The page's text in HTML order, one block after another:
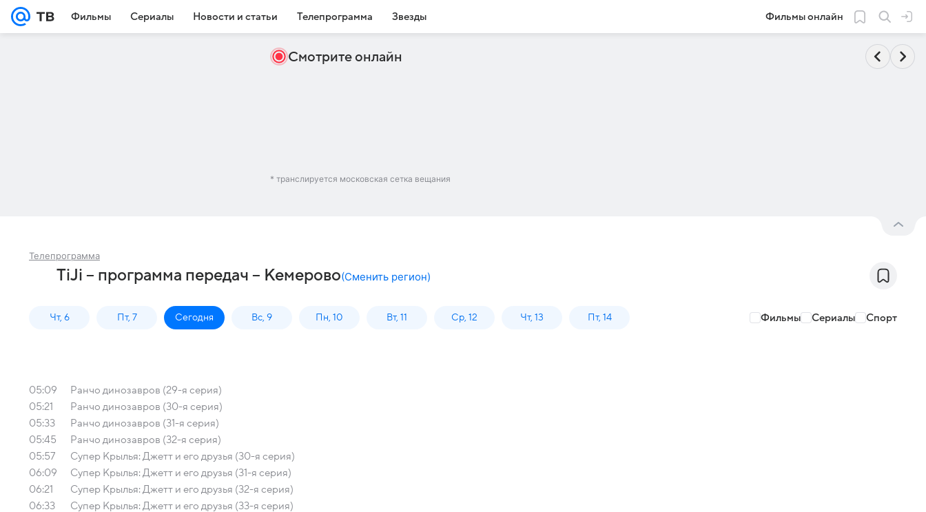
Фильмы Сериалы Новости и статьи Телепрограмма Звезды Фильмы онлайн
Смотрите онлайн
* транслируется московская сетка вещания
Телепрограмма
TiJi – программа передач – Кемерово(Сменить регион)
Чт, 6 Пт, 7 Сегодня Вс, 9 Пн, 10 Вт, 11 Ср, 12 Чт, 13 Пт, 14 Фильмы Сериалы Спорт
05:09
Ранчо динозавров (29-я серия)
05:21
Ранчо динозавров (30-я серия)
05:33
Ранчо динозавров (31-я серия)
05:45
Ранчо динозавров (32-я серия)
05:57
Супер Крылья: Джетт и его друзья (30-я серия)
06:09
Супер Крылья: Джетт и его друзья (31-я серия)
06:21
Супер Крылья: Джетт и его друзья (32-я серия)
06:33
Супер Крылья: Джетт и его друзья (33-я серия)